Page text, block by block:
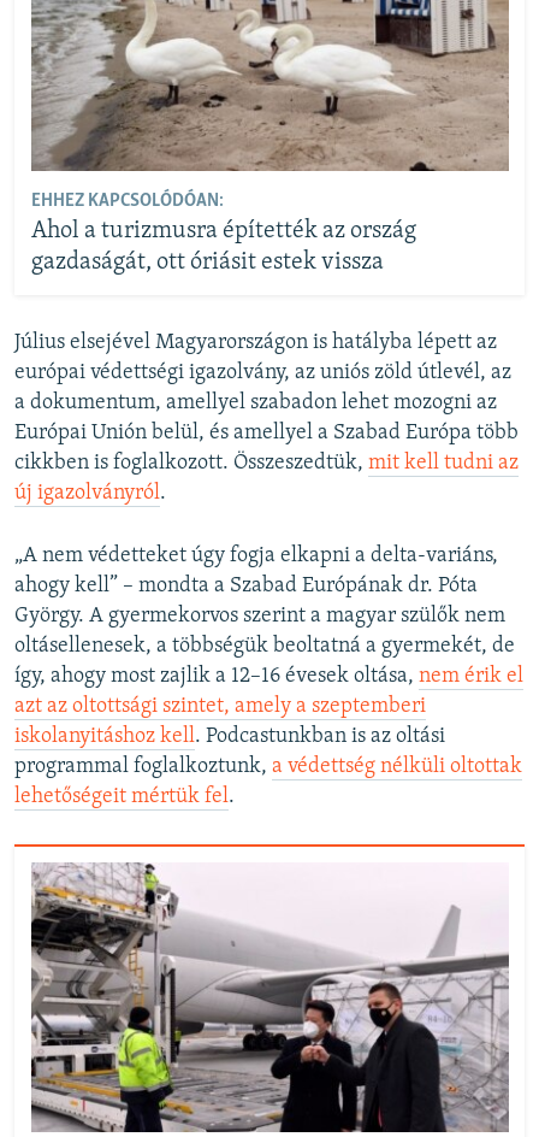
EHHEZ KAPCSOLÓDÓAN:
Ahol a turizmusra építették az ország
gazdaságát, ott óriásit estek vissza
Július elsejével Magyarországon is hatályba lépett az
európai védettségi igazolvány, az uniós zöld útlevél, az
a dokumentum, amellyel szabadon lehet mozogni az
Európai Unión belül, és amellyel a Szabad Európa több
cikkben is foglalkozott. Összeszedtük, mit kell tudni az
új igazolványról.
„A nem védetteket úgy fogja elkapni a delta-variáns,
ahogy kell” – mondta a Szabad Európának dr. Póta
György. A gyermekorvos szerint a magyar szülők nem
oltásellenesek, a többségük beoltatná a gyermekét, de
így, ahogy most zajlik a 12–16 évesek oltása, nem érik el
azt az oltottsági szintet, amely a szeptemberi
iskolanyitáshoz kell. Podcastunkban is az oltási
programmal foglalkoztunk, a védettség nélküli oltottak
lehetőségeit mértük fel.